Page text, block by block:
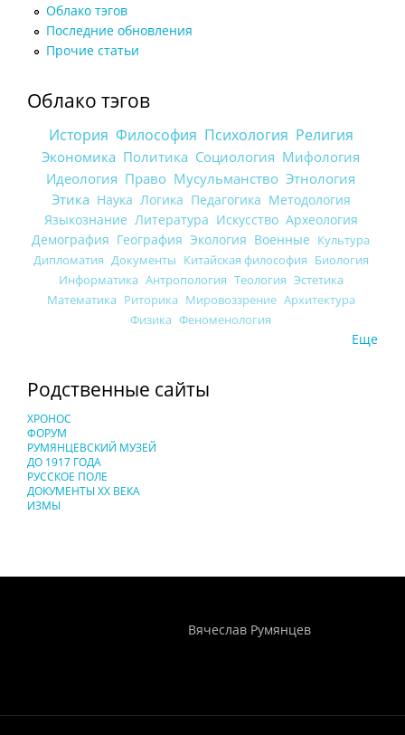
Облако тэгов
Последние обновления
Прочие статьи
Облако тэгов
История Философия Психология Религия
Экономика Политика Социология Мифология
Идеология Право Мусульманство Этнология
Этика Наука Логика Педагогика Методология
Языкознание Литература Искусство Археология
Демография География Экология Военные Культура
Дипломатия Документы Китайская философия Биология
Информатика Антропология Теология Эстетика
Математика Риторика Мировоззрение Архитектура
Физика Феноменология
Еще
Родственные сайты
ХРОНОС
ФОРУМ
РУМЯНЦЕВСКИЙ МУЗЕЙ
ДО 1917 ГОДА
РУССКОЕ ПОЛЕ
ДОКУМЕНТЫ XX ВЕКА
ИЗМЫ
Вячеслав Румянцев